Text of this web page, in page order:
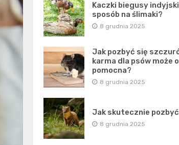
Kaczki biegusy
sposób na ślimaki?
8 grudnia 2025
Jak pozbyć się
karma dla psów może
pomocna?
8 grudnia 2025
Jak skutecznie
8 grudnia 2025